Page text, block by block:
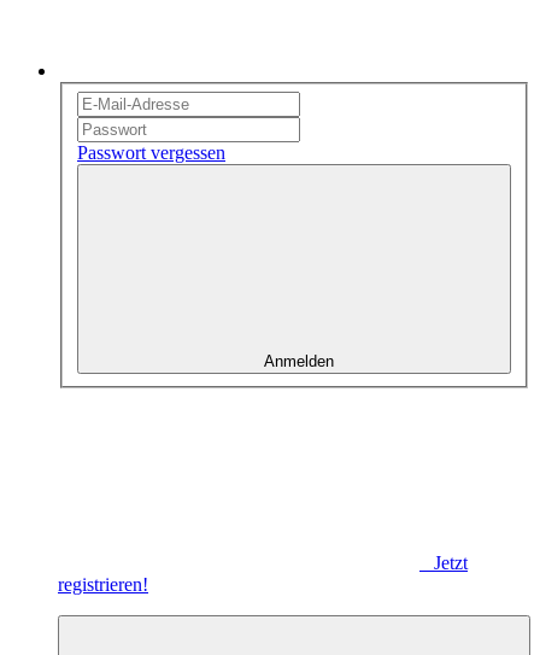
Passwort vergessen
Anmelden
Jetzt
registrieren!